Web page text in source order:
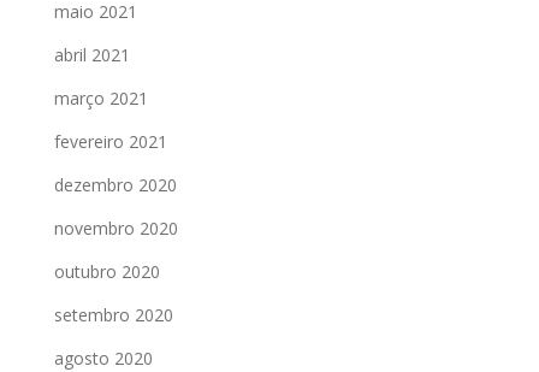
maio 2021
abril 2021
março 2021
fevereiro 2021
dezembro 2020
novembro 2020
outubro 2020
setembro 2020
agosto 2020